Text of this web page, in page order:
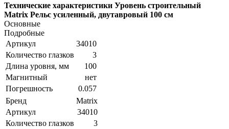
Технические характеристики Уровень строительный
Matrix Рельс усиленный, двутавровый 100 см
Основные
Подробные
Артикул
34010
Количество глазков
3
Длина уровня, мм
100
Магнитный
нет
Погрешность
0.057
Бренд
Matrix
Артикул
34010
Количество глазков
3